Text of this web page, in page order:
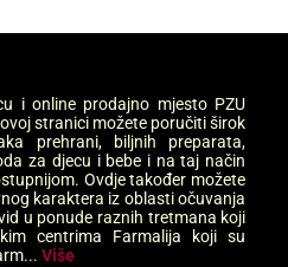
i online prodajno mjesto PZU
stranici možete poručiti širok
prehrani, biljnih preparata,
za djecu i bebe i na taj način
Ovdje također možete
karaktera iz oblasti očuvanja
u ponude raznih tretmana koji
centrima Farmalija koji su
Više